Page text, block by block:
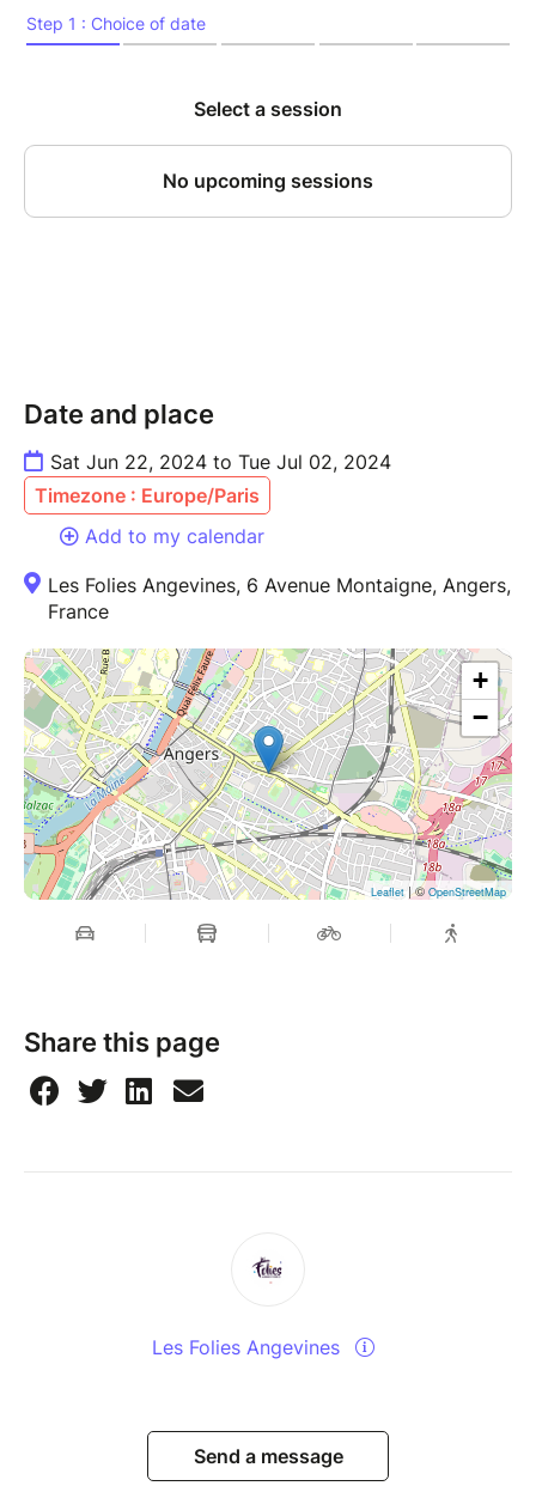
Date and place
Sat Jun 22, 2024 to Tue Jul 02, 2024
Timezone : Europe/Paris
Add to my calendar
Les Folies Angevines, 6 Avenue Montaigne, Angers,
France
+
−
Leaflet | © OpenStreetMap
Share this page
Les Folies Angevines
Send a message